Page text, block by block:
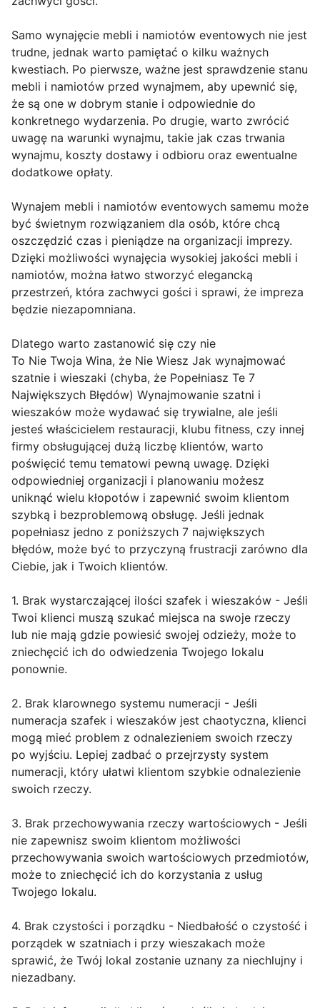
Samo wynajęcie mebli i namiotów eventowych nie jest
trudne, jednak warto pamiętać o kilku ważnych
kwestiach. Po pierwsze, ważne jest sprawdzenie stanu
mebli i namiotów przed wynajmem, aby upewnić się,
że są one w dobrym stanie i odpowiednie do
konkretnego wydarzenia. Po drugie, warto zwrócić
uwagę na warunki wynajmu, takie jak czas trwania
wynajmu, koszty dostawy i odbioru oraz ewentualne
dodatkowe opłaty.
Wynajem mebli i namiotów eventowych samemu może
być świetnym rozwiązaniem dla osób, które chcą
oszczędzić czas i pieniądze na organizacji imprezy.
Dzięki możliwości wynajęcia wysokiej jakości mebli i
namiotów, można łatwo stworzyć elegancką
przestrzeń, która zachwyci gości i sprawi, że impreza
będzie niezapomniana.
Dlatego warto zastanowić się czy nie
To Nie Twoja Wina, że Nie Wiesz Jak wynajmować
szatnie i wieszaki (chyba, że Popełniasz Te 7
Największych Błędów) Wynajmowanie szatni i
wieszaków może wydawać się trywialne, ale jeśli
jesteś właścicielem restauracji, klubu fitness, czy innej
firmy obsługującej dużą liczbę klientów, warto
poświęcić temu tematowi pewną uwagę. Dzięki
odpowiedniej organizacji i planowaniu możesz
uniknąć wielu kłopotów i zapewnić swoim klientom
szybką i bezproblemową obsługę. Jeśli jednak
popełniasz jedno z poniższych 7 największych
błędów, może być to przyczyną frustracji zarówno dla
Ciebie, jak i Twoich klientów.
1. Brak wystarczającej ilości szafek i wieszaków - Jeśli
Twoi klienci muszą szukać miejsca na swoje rzeczy
lub nie mają gdzie powiesić swojej odzieży, może to
zniechęcić ich do odwiedzenia Twojego lokalu
ponownie.
2. Brak klarownego systemu numeracji - Jeśli
numeracja szafek i wieszaków jest chaotyczna, klienci
mogą mieć problem z odnalezieniem swoich rzeczy
po wyjściu. Lepiej zadbać o przejrzysty system
numeracji, który ułatwi klientom szybkie odnalezienie
swoich rzeczy.
3. Brak przechowywania rzeczy wartościowych - Jeśli
nie zapewnisz swoim klientom możliwości
przechowywania swoich wartościowych przedmiotów,
może to zniechęcić ich do korzystania z usług
Twojego lokalu.
4. Brak czystości i porządku - Niedbałość o czystość i
porządek w szatniach i przy wieszakach może
sprawić, że Twój lokal zostanie uznany za niechlujny i
niezadbany.